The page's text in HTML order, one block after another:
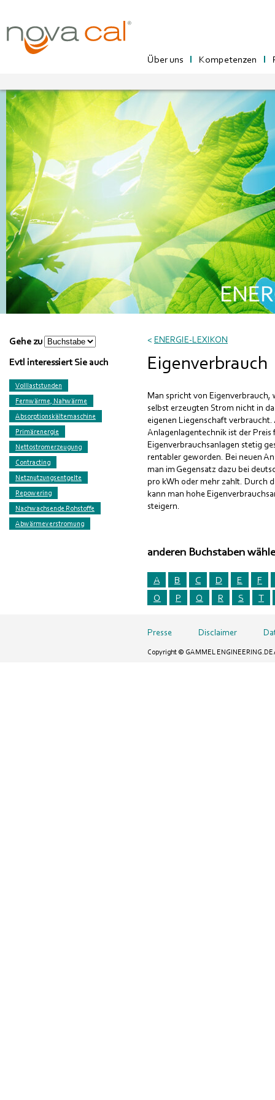
Über uns Kompetenzen
Gehe zu
Evtl interessiert Sie auch
Volllaststunden
Fernwärme, Nahwärme
Absorptionskältemaschine
Primärenergie
Nettostromerzeugung
Contracting
Netznutzungsentgelte
Repowering
Nachwachsende Rohstoffe
Abwärmeverstromung
< ENERGIE-LEXIKON
Eigenverbrauch
Man spricht von
selbst erzeugten Strom nicht in
eigenen Liegenschaft
Anlagenlagentechnik ist der
Eigenverbrauchsanlagen stetig
rentabler geworden. Bei neuen
man im Gegensatz dazu bei
pro kWh oder mehr zahlt. Durch
kann man hohe
steigern.
anderen Buchstaben
A B C D E
F
O
P Q R S T
Presse Disclaimer
Copyright © GAMMEL